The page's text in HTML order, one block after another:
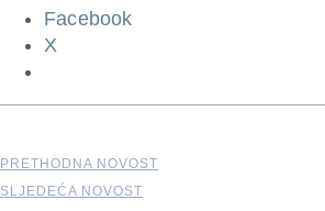
Facebook
X
PRETHODNA NOVOST
SLJEDEĆA NOVOST